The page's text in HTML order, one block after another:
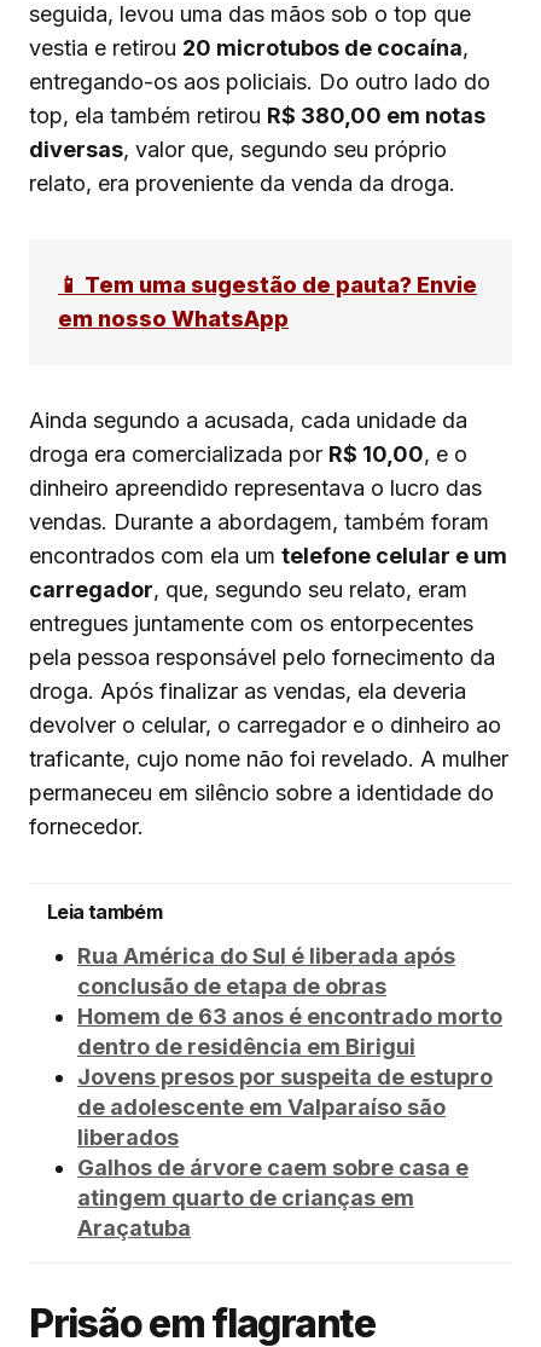
seguida, levou uma das mãos sob o top que
vestia e retirou 20 microtubos de cocaína,
entregando-os aos policiais. Do outro lado do
top, ela também retirou R$ 380,00 em notas
diversas, valor que, segundo seu próprio
relato, era proveniente da venda da droga.
📱 Tem uma sugestão de pauta? Envie
em nosso WhatsApp
Ainda segundo a acusada, cada unidade da
droga era comercializada por R$ 10,00, e o
dinheiro apreendido representava o lucro das
vendas. Durante a abordagem, também foram
encontrados com ela um telefone celular e um
carregador, que, segundo seu relato, eram
entregues juntamente com os entorpecentes
pela pessoa responsável pelo fornecimento da
droga. Após finalizar as vendas, ela deveria
devolver o celular, o carregador e o dinheiro ao
traficante, cujo nome não foi revelado. A mulher
permaneceu em silêncio sobre a identidade do
fornecedor.
Leia também
Rua América do Sul é liberada após
conclusão de etapa de obras
Homem de 63 anos é encontrado morto
dentro de residência em Birigui
Jovens presos por suspeita de estupro
de adolescente em Valparaíso são
liberados
Galhos de árvore caem sobre casa e
atingem quarto de crianças em
Araçatuba
Prisão em flagrante